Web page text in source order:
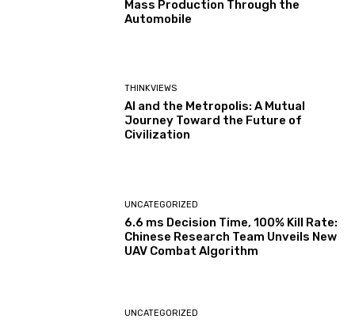
Mass Production Through the
Automobile
THINKVIEWS
AI and the Metropolis: A Mutual
Journey Toward the Future of
Civilization
UNCATEGORIZED
6.6 ms Decision Time, 100% Kill Rate:
Chinese Research Team Unveils New
UAV Combat Algorithm
UNCATEGORIZED